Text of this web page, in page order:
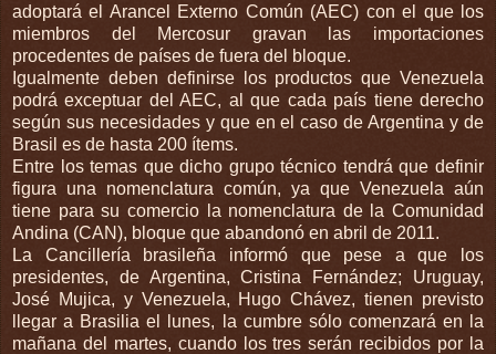
adoptará el Arancel Externo Común (AEC) con el que los
miembros del Mercosur gravan las importaciones
procedentes de países de fuera del bloque.
Igualmente deben definirse los productos que Venezuela
podrá exceptuar del AEC, al que cada país tiene derecho
según sus necesidades y que en el caso de Argentina y de
Brasil es de hasta 200 ítems.
Entre los temas que dicho grupo técnico tendrá que definir
figura una nomenclatura común, ya que Venezuela aún
tiene para su comercio la nomenclatura de la Comunidad
Andina (CAN), bloque que abandonó en abril de 2011.
La Cancillería brasileña informó que pese a que los
presidentes, de Argentina, Cristina Fernández; Uruguay,
José Mujica, y Venezuela, Hugo Chávez, tienen previsto
llegar a Brasilia el lunes, la cumbre sólo comenzará en la
mañana del martes, cuando los tres serán recibidos por la